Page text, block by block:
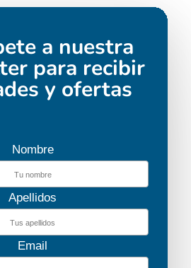
a nuestra
para recibir
y ofertas
Nombre
Apellidos
Email